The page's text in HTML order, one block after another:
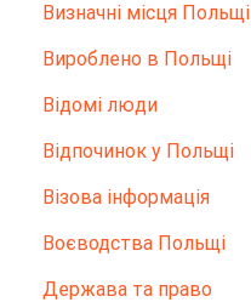
Визначні місця Польщі
Вироблено в Польщі
Відомі люди
Відпочинок у Польщі
Візова інформація
Воєводства Польщі
Держава та право